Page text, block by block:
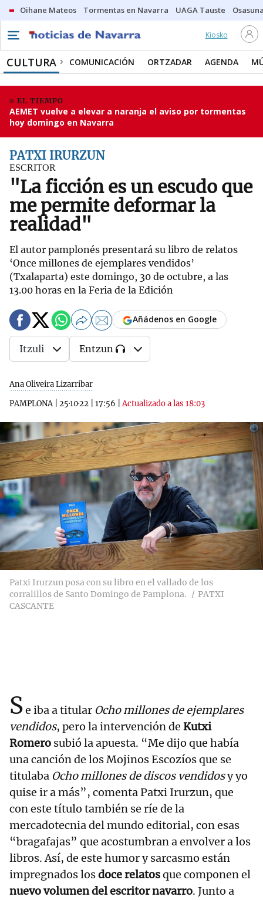
Oihane Mateos Tormentas en Navarra UAGA Tauste
Kiosko
CULTURA COMUNICACIÓN ORTZADAR AGENDA
EL TIEMPO
AEMET vuelve a elevar a naranja el aviso por tormentas
hoy domingo en Navarra
PATXI IRURZUN
ESCRITOR
"La ficción es un escudo que
me permite deformar la
realidad"
El autor pamplonés presentará su libro de relatos
‘Once millones de ejemplares vendidos’
(Txalaparta) este domingo, 30 de octubre, a las
13.00 horas en la Feria de la Edición
Ana Oliveira Lizarribar
PAMPLONA| 25·10·22 17:56 |Actualizado a las 18:03
Añádenos en Google
Itzuli Entzun
Patxi Irurzun posa con su libro en el vallado de los
corralillos de Santo Domingo de Pamplona.
PATXI
CASCANTE
Se iba a titular Ocho millones de ejemplares
vendidos, pero la intervención de Kutxi
Romero subió la apuesta. “Me dijo que había
una canción de los Mojinos Escozíos que se
titulaba Ocho millones de discos vendidosy yo
quise ir a más”, comenta Patxi Irurzun, que
con este título también se ríe de la
mercadotecnia del mundo editorial, con esas
“bragafajas” que acostumbran a envolver a los
libros. Así, de este humor y sarcasmo están
impregnados losdoce relatosque componen el
nuevo volumen del escritor navarro. Junto a